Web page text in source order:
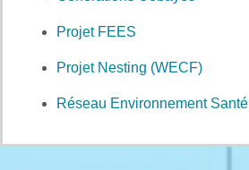
Projet FEES
Projet Nesting (WECF)
Réseau Environnement Santé